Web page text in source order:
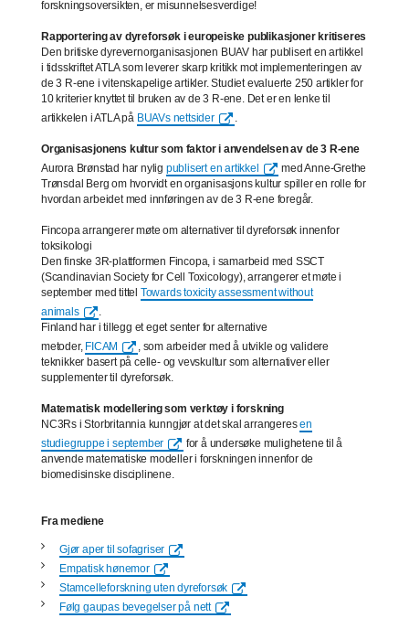
forskningsoversikten, er misunnelsesverdige!
Rapportering av dyreforsøk i europeiske publikasjoner kritiseres
Den britiske dyrevernorganisasjonen BUAV har publisert en artikkel
i tidsskriftet ATLA som leverer skarp kritikk mot implementeringen av
de 3 R-ene i vitenskapelige artikler. Studiet evaluerte 250 artikler for
10 kriterier knyttet til bruken av de 3 R-ene. Det er en lenke til
artikkelen i ATLA på BUAVs nettsider .
Organisasjonens kultur som faktor i anvendelsen av de 3 R-ene
Aurora Brønstad har nylig publisert en artikkel
med Anne-Grethe
Trønsdal Berg om hvorvidt en organisasjons kultur spiller en rolle for
hvordan arbeidet med innføringen av de 3 R-ene foregår.
Fincopa arrangerer møte om alternativer til dyreforsøk innenfor
toksikologi
Den finske 3R-plattformen Fincopa, i samarbeid med SSCT
(Scandinavian Society for Cell Toxicology), arrangerer et møte i
september med tittel Towards toxicity assessment without
animals
.
Finland har i tillegg et eget senter for alternative
metoder, FICAM
, som arbeider med å utvikle og validere
teknikker basert på celle- og vevskultur som alternativer eller
supplementer til dyreforsøk.
Matematisk modellering som verktøy i forskning
NC3Rs i Storbritannia kunngjør at det skal arrangeresen
studiegruppe i september
for å undersøke mulighetene til å
anvende matematiske modeller i forskningen innenfor de
biomedisinske disciplinene.
Fra mediene
Gjør aper til sofagriser
Empatisk hønemor
Stamcelleforskning uten dyreforsøk
Følg gaupas bevegelser på nett